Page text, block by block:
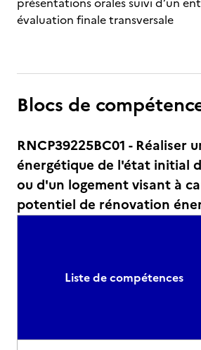
évaluation finale transversale
Blocs de
RNCP39225BC01 - Réaliser
énergétique de l'état initial
ou d'un logement visant à
potentiel de rénovation
Liste de compétences